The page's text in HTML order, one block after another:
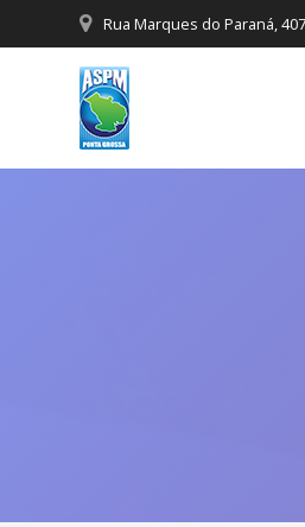
Rua Marques do Paraná,